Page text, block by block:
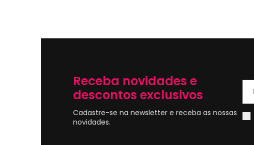
Receba novidades e
descontos exclusivos
Cadastre-se na newsletter e receba as nossas
novidades.